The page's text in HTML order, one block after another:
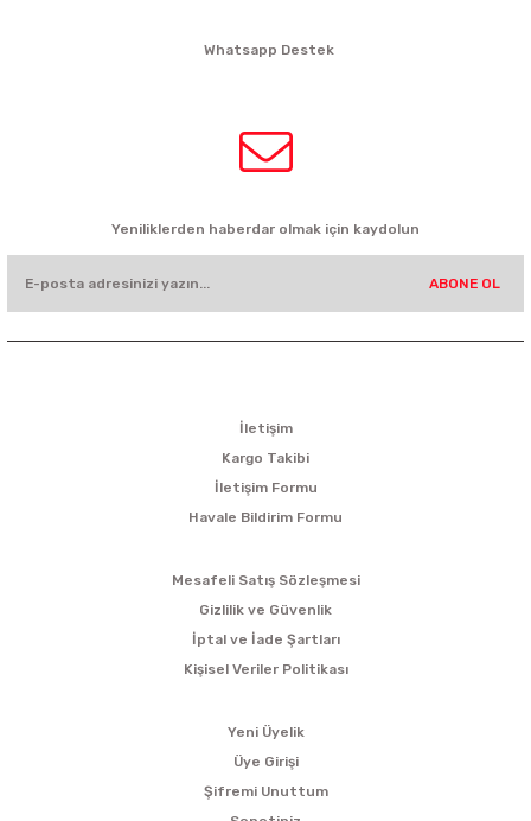
Whatsapp Destek
Yeniliklerden haberdar olmak için kaydolun
ABONE OL
İletişim
Kargo Takibi
İletişim Formu
Havale Bildirim Formu
Mesafeli Satış Sözleşmesi
Gizlilik ve Güvenlik
İptal ve İade Şartları
Kişisel Veriler Politikası
Yeni Üyelik
Üye Girişi
Şifremi Unuttum